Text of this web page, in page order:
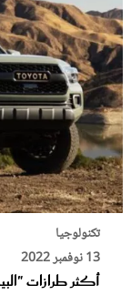
تكنولوجيا
13 نوفمبر 2022
أكثر طرازات